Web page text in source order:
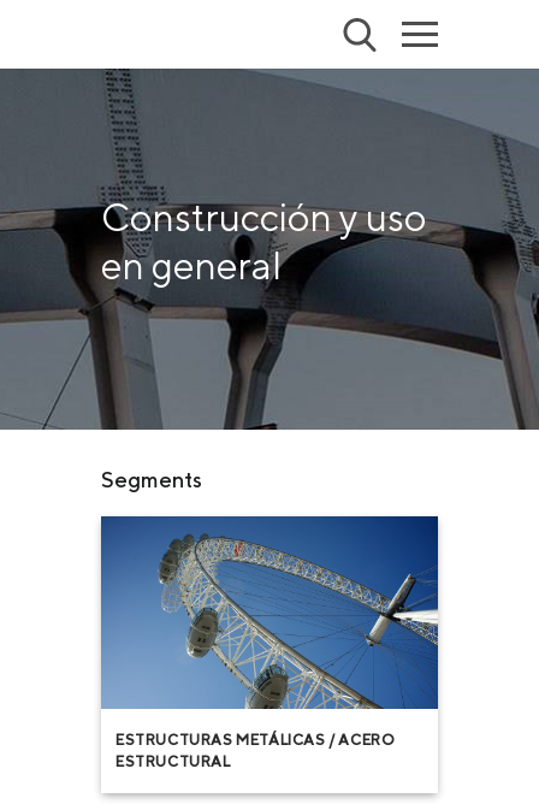
Construcción y uso
en general
Segments
ESTRUCTURAS METÁLICAS / ACERO
ESTRUCTURAL